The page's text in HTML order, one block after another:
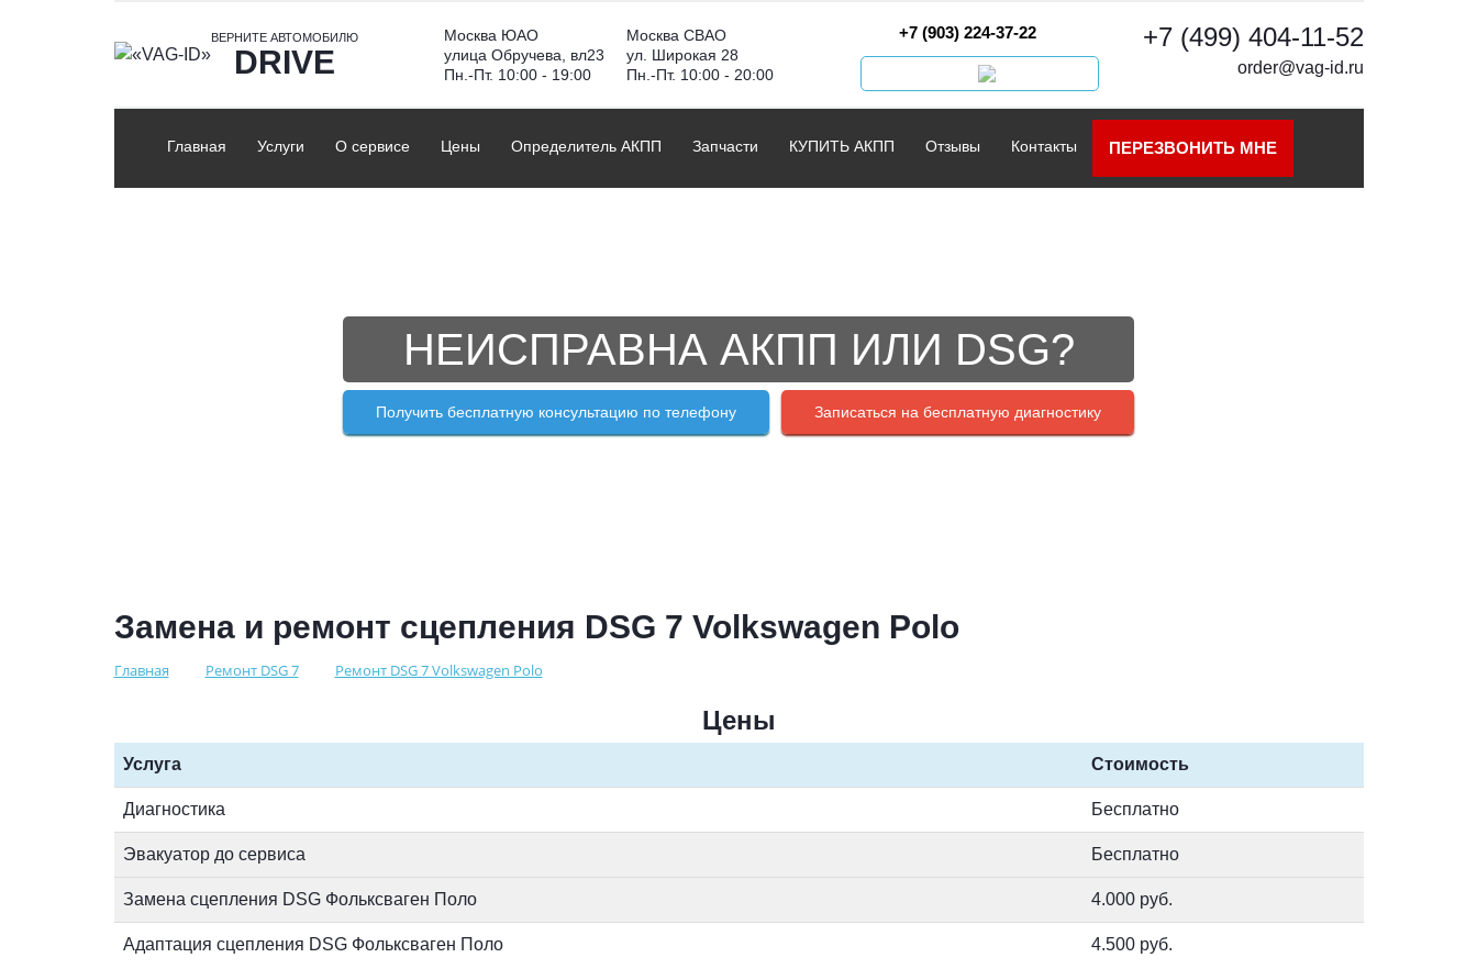
to
content
ВЕРНИТЕ АВТОМОБИЛЮ
DRIVE
Москва ЮАО
улица Обручева, вл23
Пн.-Пт. 10:00 - 19:00
Москва СВАО
ул. Широкая 28
Пн.-Пт. 10:00 - 20:00
+7 (903) 224-37-22 +7 (499) 404-11-52
order@vag-id.ru
Главная Услуги О сервисе Цены Определитель АКПП Запчасти КУПИТЬ АКПП Отзывы Контакты ПЕРЕЗВОНИТЬ МНЕ
НЕИСПРАВНА АКПП ИЛИ DSG?
Получить бесплатную консультацию по телефону Записаться на бесплатную диагностику
Замена и ремонт сцепления DSG 7 Volkswagen Polo
Главная Ремонт DSG 7 Ремонт DSG 7 Volkswagen Polo
Цены
Услуга Стоимость
Диагностика Бесплатно
Эвакуатор до сервиса Бесплатно
Замена сцепления DSG Фольксваген Поло 4.000 руб.
Адаптация сцепления DSG Фольксваген Поло 4.500 руб.